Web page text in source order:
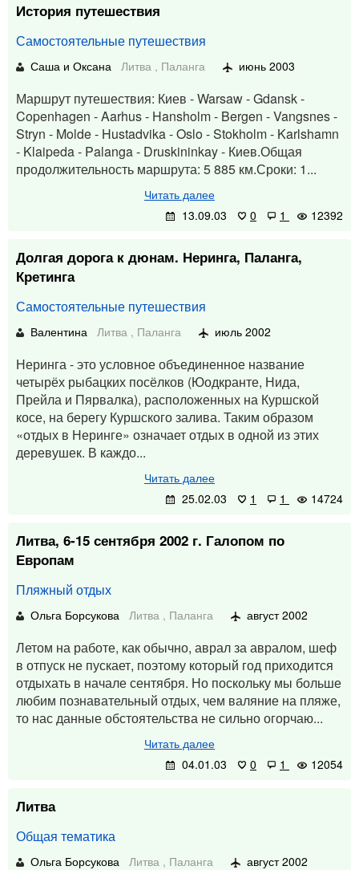
История путешествия
Самостоятельные путешествия
Саша и Оксана Литва , Паланга июнь 2003
Маршрут путешествия: Киев - Warsaw - Gdansk -
Copenhagen - Aarhus - Hansholm - Bergen - Vangsnes -
Stryn - Molde - Hustadvika - Oslo - Stokholm - Karlshamn
- Klaipeda - Palanga - Druskininkay - Киев.Общая
продолжительность маршрута: 5 885 км.Сроки: 1...
Читать далее
13.09.03
0 1 12392
Долгая дорога к дюнам. Неринга, Паланга,
Кретинга
Самостоятельные путешествия
Валентина Литва , Паланга июль 2002
Неринга - это условное объединенное название
четырёх рыбацких посёлков (Юодкранте, Нида,
Прейла и Пярвалка), расположенных на Куршской
косе, на берегу Куршского залива. Таким образом
«отдых в Неринге» означает отдых в одной из этих
деревушек. В каждо...
Читать далее
25.02.03
1 1 14724
Литва, 6-15 сентября 2002 г. Галопом по
Европам
Пляжный отдых
Ольга Борсукова Литва , Паланга август 2002
Летом на работе, как обычно, аврал за авралом, шеф
в отпуск не пускает, поэтому который год приходится
отдыхать в начале сентября. Но поскольку мы больше
любим познавательный отдых, чем валяние на пляже,
то нас данные обстоятельства не сильно огорчаю...
Читать далее
04.01.03
0 1 12054
Литва
Общая тематика
Ольга Борсукова Литва , Паланга август 2002